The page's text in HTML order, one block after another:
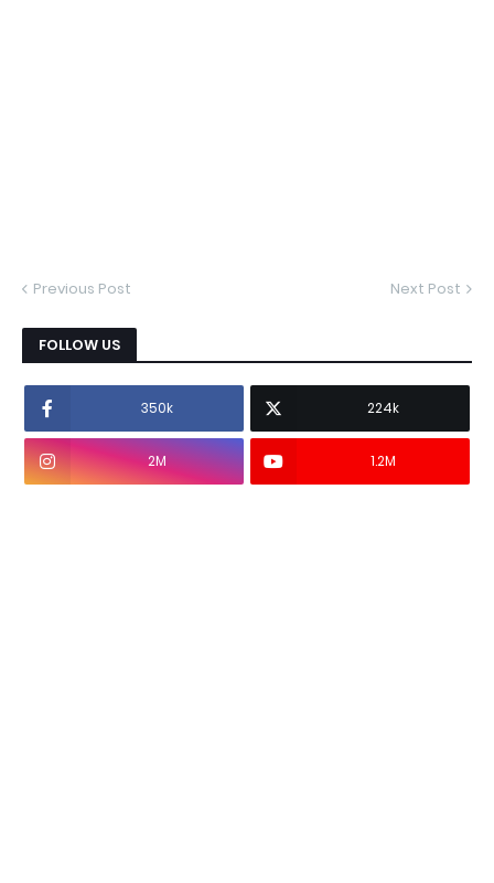
Previous Post Next Post
FOLLOW US
350k 224k
2M 1.2M